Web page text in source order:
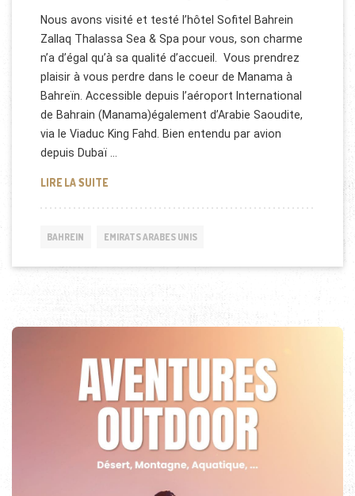
Nous avons visité et testé l’hôtel Sofitel Bahrein
Zallaq Thalassa Sea & Spa pour vous, son charme
n’a d’égal qu’à sa qualité d’accueil. Vous prendrez
plaisir à vous perdre dans le coeur de Manama à
Bahreïn. Accessible depuis l’aéroport International
de Bahrain (Manama)également d’Arabie Saoudite,
via le Viaduc King Fahd. Bien entendu par avion
depuis Dubaï …
LIRE LA SUITEHÔTEL SOFITEL BAHREIN ZALLAQ THALASSA SEA
BAHREIN EMIRATS ARABES UNIS